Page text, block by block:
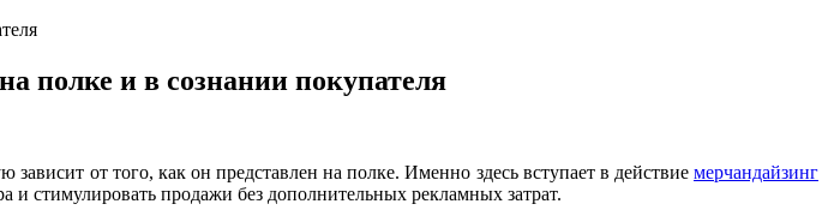
полке и в сознании покупателя
от того, как он представлен на полке. Именно здесь вступает в действие мерчандайзинг
стимулировать продажи без дополнительных рекламных затрат.